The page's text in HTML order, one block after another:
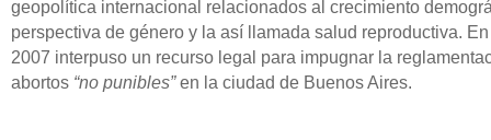
geopolítica internacional relacionados al crecimiento
perspectiva de género y la así llamada salud reproductiva.
2007 interpuso un recurso legal para impugnar la
abortos “no punibles”en la ciudad de Buenos Aires.